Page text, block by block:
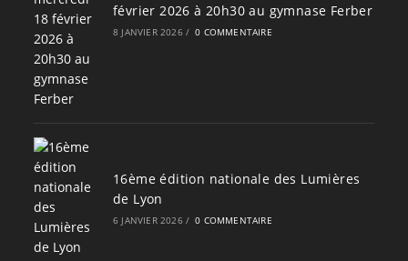
février 2026 à 20h30 au gymnase Ferber
8 JANVIER 2026 / 0 COMMENTAIRE
16ème édition nationale des Lumières
de Lyon
6 JANVIER 2026 / 0 COMMENTAIRE